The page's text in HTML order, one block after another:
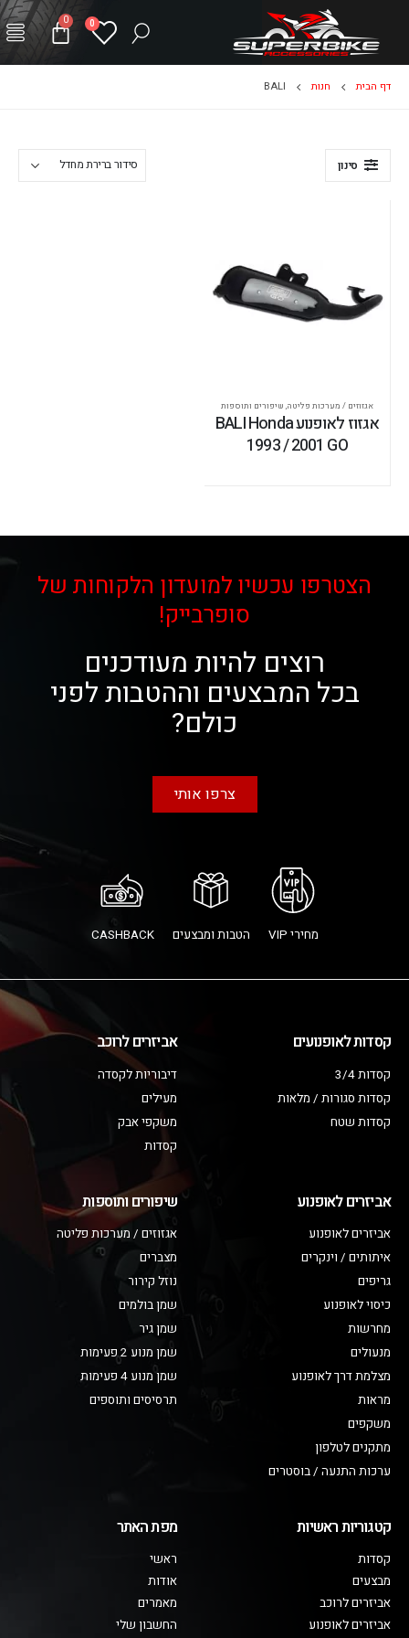
0
0
דף הבית חנות BALI
סינון
אגזוזים / מערכות פליטה, שיפורים ותוספות
אגזוז לאופנוע BALI Honda
1993 / 2001 GO
הצטרפו עכשיו למועדון הלקוחות של
סופרבייק!
רוצים להיות מעודכנים
בכל המבצעים וההטבות לפני
כולם?
צרפו אותי
מחירי VIP הטבות ומבצעים CASHBACK
קסדות לאופנועים
קסדות 3/4
קסדות סגורות / מלאות
קסדות שטח
אביזרים לרוכב
דיבוריות לקסדה
מעילים
משקפי אבק
קסדות
אביזרים לאופנוע
אביזרים לאופנוע
איתותים / וינקרים
גריפים
כיסוי לאופנוע
מחרשות
מנעולים
מצלמת דרך לאופנוע
מראות
משקפים
מתקנים לטלפון
ערכות התנעה / בוסטרים
שיפורים ותוספות
אגזוזים / מערכות פליטה
מצברים
נוזל קירור
שמן בולמים
שמן גיר
שמן מנוע 2 פעימות
שמן מנוע 4 פעימות
תרסיסים ותוספים
קטגוריות ראשיות
קסדות
מבצעים
אביזרים לרוכב
אביזרים לאופנוע
מפת האתר
ראשי
אודות
מאמרים
החשבון שלי